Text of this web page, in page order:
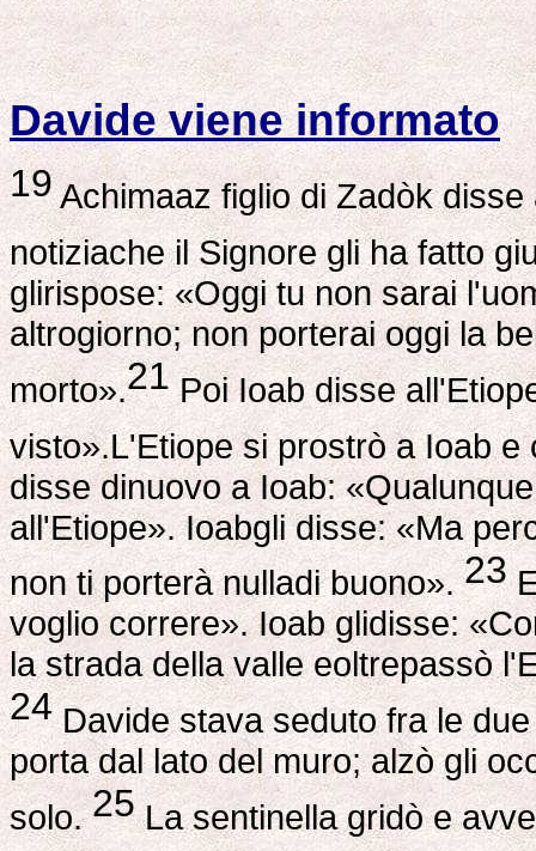
Davide viene informato
19Achimaaz figlio di Zadòk
notiziache il Signore gli ha fatto
glirispose: «Oggi tu non sarai
altrogiorno; non porterai oggi la
morto».21Poi Ioab disse
visto».L'Etiope si prostrò a Ioab
disse dinuovo a Ioab:
all'Etiope». Ioabgli disse: «Ma
non ti porterà nulladi buono».23
voglio correre». Ioab glidisse:
la strada della valle eoltrepassò
24Davide stava seduto fra le
porta dal lato del muro; alzò gli
solo.25La sentinella gridò e